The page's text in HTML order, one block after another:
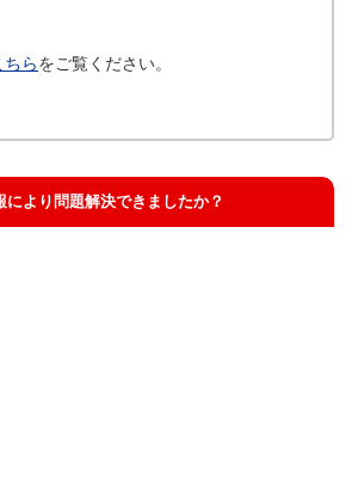
ちらをご覧ください。
により問題解決できましたか？